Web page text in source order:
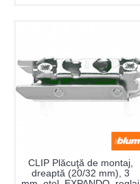
CLIP Plăcuţă de montaj,
dreaptă (20/32 mm), 3